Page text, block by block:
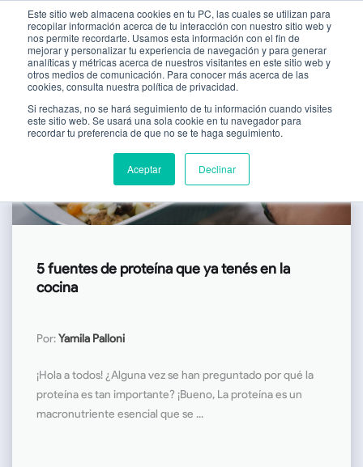
Este sitio web almacena cookies en tu PC, las cuales se utilizan para
recopilar información acerca de tu interacción con nuestro sitio web y
nos permite recordarte. Usamos esta información con el fin de
mejorar y personalizar tu experiencia de navegación y para generar
analíticas y métricas acerca de nuestros visitantes en este sitio web y
otros medios de comunicación. Para conocer más acerca de las
cookies, consulta nuestra política de privacidad.
Si rechazas, no se hará seguimiento de tu información cuando visites
este sitio web. Se usará una sola cookie en tu navegador para
recordar tu preferencia de que no se te haga seguimiento.
Aceptar Declinar
5 fuentes de proteína que ya tenés en la
cocina
Por:Yamila Palloni
¡Hola a todos! ¿Alguna vez se han preguntado por qué la
proteína es tan importante? ¡Bueno, La proteína es un
macronutriente esencial que se ...